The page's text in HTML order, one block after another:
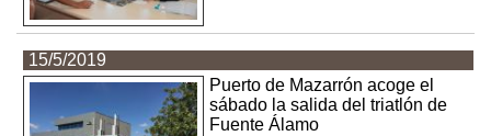
15/5/2019
Puerto de Mazarrón acoge el
sábado la salida del triatlón de
Fuente Álamo